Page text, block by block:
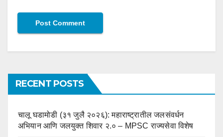
RECENT POSTS
चालू घडामोडी (३१ जुलै २०२६): महाराष्ट्रातील जलसंवर्धन
अभियान आणि जलयुक्त शिवार २.० – MPSC राज्यसेवा विशेष